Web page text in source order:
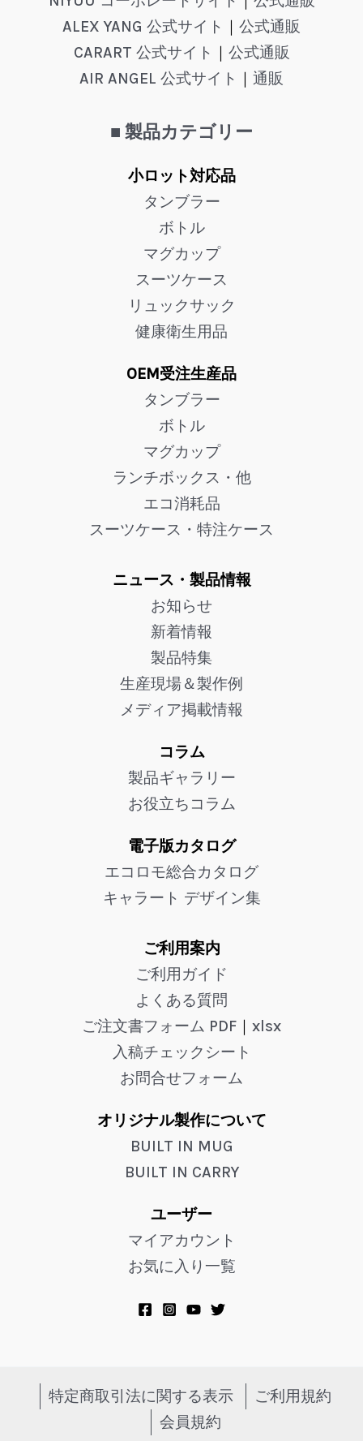
ALEX YANG 公式サイト ｜ 公式通販
CARART 公式サイト ｜ 公式通販
AIR ANGEL 公式サイト ｜ 通販
■ 製品カテゴリー
小ロット対応品
タンブラー
ボトル
マグカップ
スーツケース
リュックサック
健康衛生用品
OEM受注生産品
タンブラー
ボトル
マグカップ
ランチボックス・他
エコ消耗品
スーツケース・特注ケース
ニュース・製品情報
お知らせ
新着情報
製品特集
生産現場＆製作例
メディア掲載情報
コラム
製品ギャラリー
お役立ちコラム
電子版カタログ
エコロモ総合カタログ
キャラート デザイン集
ご利用案内
ご利用ガイド
よくある質問
ご注文書フォーム PDF ｜ xlsx
入稿チェックシート
お問合せフォーム
オリジナル製作について
BUILT IN MUG
BUILT IN CARRY
ユーザー
マイアカウント
お気に入り一覧
特定商取引法に関する表示
ご利用規約
会員規約